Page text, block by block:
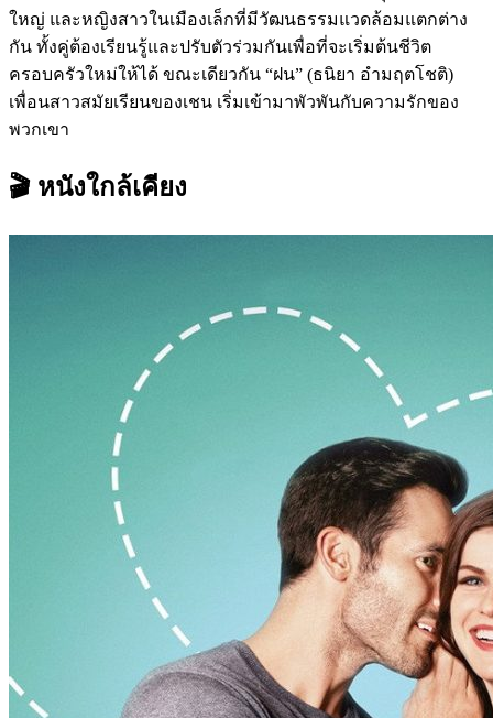
ใหญ่ และหญิงสาวในเมืองเล็กที่มีวัฒนธรรมแวดล้อมแตกต่าง
กัน ทั้งคู่ต้องเรียนรู้และปรับตัวร่วมกันเพื่อที่จะเริ่มต้นชีวิต
ครอบครัวใหม่ให้ได้ ขณะเดียวกัน “ฝน” (ธนิยา อำมฤตโชติ)
เพื่อนสาวสมัยเรียนของเชน เริ่มเข้ามาพัวพันกับความรักของ
พวกเขา
🎬 หนังใกล้เคียง